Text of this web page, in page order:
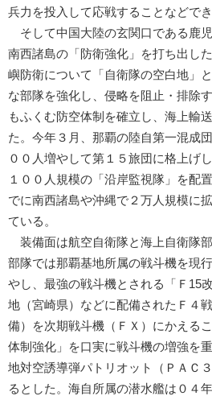
兵力を投入して応戦することなどで
そして中国大陸の玄関口である鹿
南西諸島の「防衛強化」を打ち出し
嶼防衛について「自衛隊の空白地」
な部隊を強化し、侵略を阻止・排除
もふくむ防空体制を確立し、海上輸
た。今年３月、那覇の陸自第一混成
００人増やして第１５旅団に格上げ
１００人規模の「沿岸監視隊」を配
でに南西諸島や沖縄で２万人規模に
ている。
装備面は航空自衛隊と海上自衛隊
部隊では那覇基地所属の戦斗機を現
やし、最強の戦斗機とされる「Ｆ15
地（宮崎県）などに配備されたＦ４
備）を次期戦斗機（ＦＸ）にかえる
体制強化」を口実に戦斗機の増強を
地対空誘導弾パトリオット（ＰＡＣ
るとした。海自所属の潜水艦は０４